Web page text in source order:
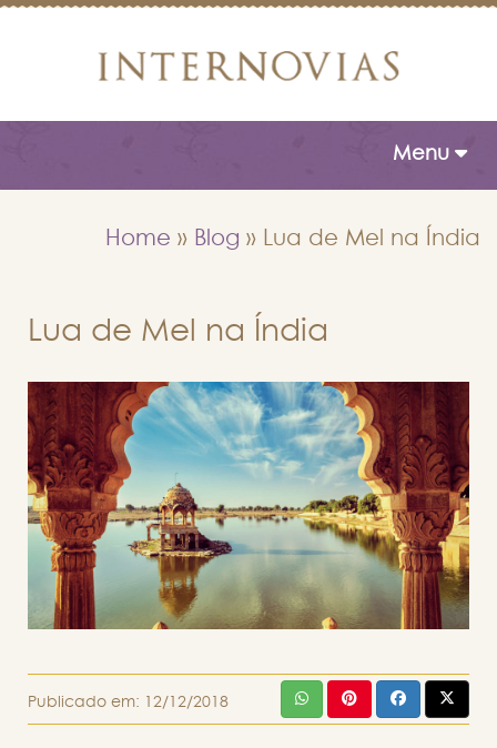
Toggle
Menu
Home » Blog » Lua de Mel na Índia
Lua de Mel na Índia
Publicado em: 12/12/2018